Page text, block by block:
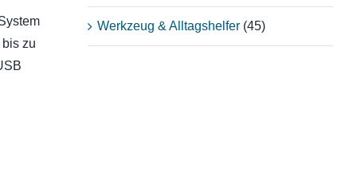
zu
Werkzeug & Alltagshelfer (45)